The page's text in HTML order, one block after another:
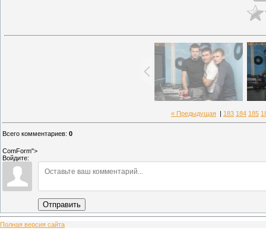
« Предыдущая 183 184 185
Всего комментариев: 0
ComForm">
Войдите:
Отправить
Полная версия сайта